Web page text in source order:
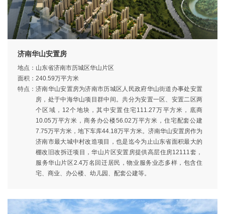
济南华山安置房
地点： 山东省济南市历城区华山片区
面积： 240.59万平方米
特点： 济南华山安置房为济南市历城区人民政府华山街道办事处安置
房，处于中海华山项目群中间。共分为安置一区、安置二区两
个区域，12个地块，其中安置住宅111.27万平方米，底商
10.05万平方米，商务办公楼56.02万平方米，住宅配套公建
7.75万平方米，地下车库44.18万平方米。济南华山安置房作为
济南市最大城中村改造项目，也是迄今为止山东省面积最大的
棚改旧改拆迁项目，华山片区安置房提供高层住房12111套，
服务华山片区2.4万名回迁居民，物业服务业态多样，包含住
宅、商业、办公楼、幼儿园、配套公建等。